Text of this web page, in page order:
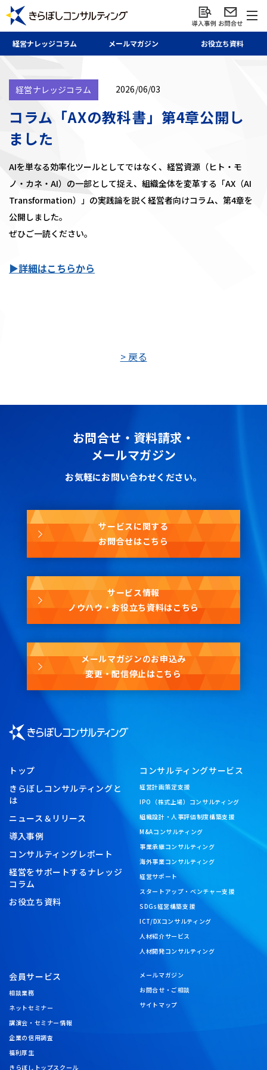
経営ナレッジコラム メールマガジン お役立ち資料
経営ナレッジコラム 2026/06/03
コラム「AXの教科書」第4章公開し
ました
AIを単なる効率化ツールとしてではなく、経営資源（ヒト・モ
ノ・カネ・AI）の一部として捉え、組織全体を変革する「AX（AI
Transformation）」の実践論を説く経営者向けコラム、第4章を
公開しました。
ぜひご一読ください。
▶詳細はこちらから
> 戻る
お問合せ・資料請求・
メールマガジン
お気軽にお問い合わせください。
サービスに関する
お問合せはこちら
サービス情報
ノウハウ・お役立ち資料はこちら
メールマガジンのお申込み
変更・配信停止はこちら
トップ
きらぼしコンサルティングと
は
ニュース＆リリース
導入事例
コンサルティングレポート
経営をサポートするナレッジ
コラム
お役立ち資料
コンサルティングサービス
経営計画策定支援
IPO（株式上場）コンサルティング
組織設計・人事評価制度構築支援
M&Aコンサルティング
事業承継コンサルティング
海外事業コンサルティング
経営サポート
スタートアップ・ベンチャー支援
SDGs経営構築支援
ICT/DXコンサルティング
人材紹介サービス
人材開発コンサルティング
会員サービス
相談業務
ネットセミナー
講演会・セミナー情報
企業の信用調査
福利厚生
きらぼしトップスクール
メールマガジン
お問合せ・ご相談
サイトマップ